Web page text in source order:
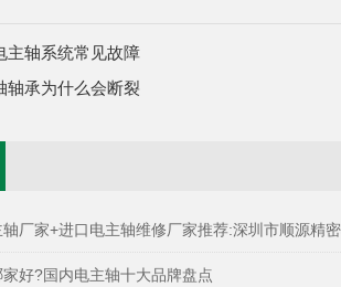
主轴系统常见故障
轴承为什么会断裂
家+进口电主轴维修厂家推荐:深圳市顺源精密机械有限公
好?国内电主轴十大品牌盘点